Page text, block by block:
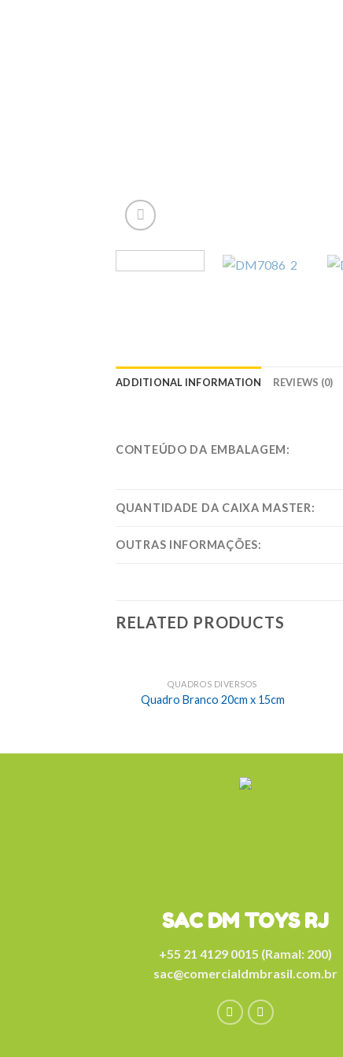
ADDITIONAL INFORMATION REVIEWS (0)
CONTEÚDO DA EMBALAGEM:
QUANTIDADE DA CAIXA MASTER:
OUTRAS INFORMAÇÕES:
RELATED PRODUCTS
QUADROS DIVERSOS
Quadro Branco 20cm x 15cm
SAC DM TOYS RJ
+55 21 4129 0015 (Ramal: 200)
sac@comercialdmbrasil.com.br